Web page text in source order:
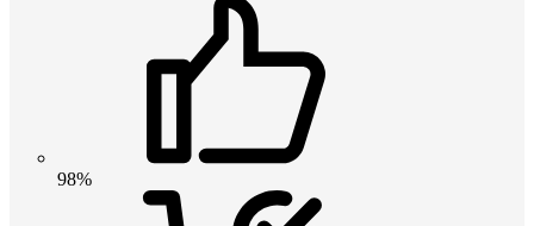
98%